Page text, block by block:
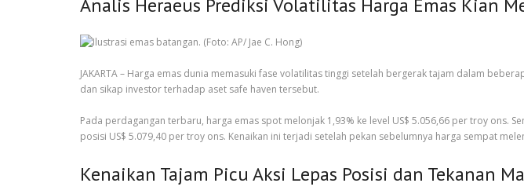
Analis Heraeus Prediksi Volatilitas Harga Emas Kian
JAKARTA – Harga emas dunia memasuki fase volatilitas tinggi setelah bergerak tajam dalam
dan sikap investor terhadap aset safe haven tersebut.
Pada perdagangan terbaru, harga emas spot melonjak 1,93% ke level US$ 5.056,66 per troy ons.
posisi US$ 5.079,40 per troy ons. Kenaikan ini terjadi setelah pekan sebelumnya harga sempat
Kenaikan Tajam Picu Aksi Lepas Posisi dan Tekanan